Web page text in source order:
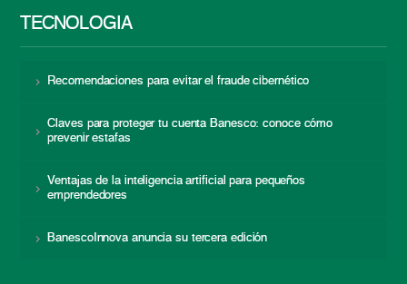
TECNOLOGÍA
Recomendaciones para evitar el fraude cibernético
Claves para proteger tu cuenta Banesco: conoce cómo
prevenir estafas
Ventajas de la inteligencia artificial para pequeños
emprendedores
BanescoInnova anuncia su tercera edición